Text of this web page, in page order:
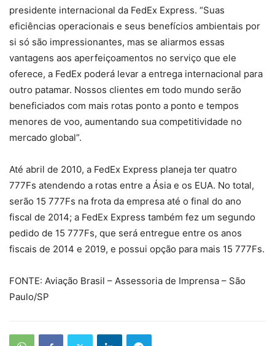
presidente internacional da FedEx Express. “Suas
eficiências operacionais e seus benefícios ambientais por
si só são impressionantes, mas se aliarmos essas
vantagens aos aperfeiçoamentos no serviço que ele
oferece, a FedEx poderá levar a entrega internacional para
outro patamar. Nossos clientes em todo mundo serão
beneficiados com mais rotas ponto a ponto e tempos
menores de voo, aumentando sua competitividade no
mercado global”.
Até abril de 2010, a FedEx Express planeja ter quatro
777Fs atendendo a rotas entre a Ásia e os EUA. No total,
serão 15 777Fs na frota da empresa até o final do ano
fiscal de 2014; a FedEx Express também fez um segundo
pedido de 15 777Fs, que será entregue entre os anos
fiscais de 2014 e 2019, e possui opção para mais 15 777Fs.
FONTE: Aviação Brasil – Assessoria de Imprensa – São
Paulo/SP